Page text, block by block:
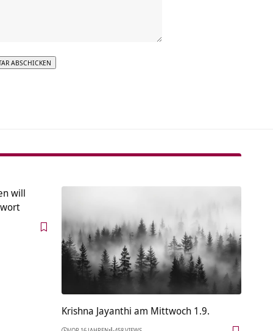
will
Krishna Jayanthi am Mittwoch 1.9.